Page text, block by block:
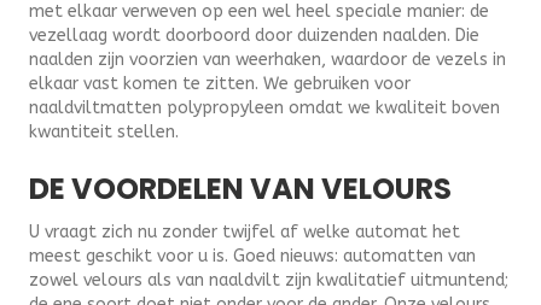
met elkaar verweven op een wel heel speciale manier: de
vezellaag wordt doorboord door duizenden naalden. Die
naalden zijn voorzien van weerhaken, waardoor de vezels in
elkaar vast komen te zitten. We gebruiken voor
naaldviltmatten polypropyleen omdat we kwaliteit boven
kwantiteit stellen.
DE VOORDELEN VAN VELOURS
U vraagt zich nu zonder twijfel af welke automat het
meest geschikt voor u is. Goed nieuws: automatten van
zowel velours als van naaldvilt zijn kwalitatief uitmuntend;